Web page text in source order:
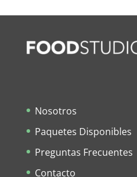
Nosotros
Paquetes Disponibles
Preguntas Frecuentes
Contacto